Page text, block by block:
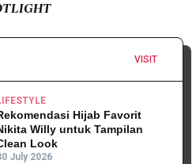
VISIT
Hijab Favorit
Willy untuk Tampilan
Look
July 2026